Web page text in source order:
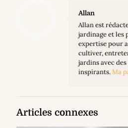
Allan
Allan est
jardinage et les
expertise pour
cultiver,
jardins avec
inspirants.Ma
Articles connexes